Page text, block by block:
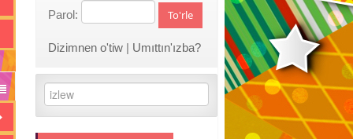
Parol: To'rle
Dizimnen o'tiw | Umıttın'ızba?